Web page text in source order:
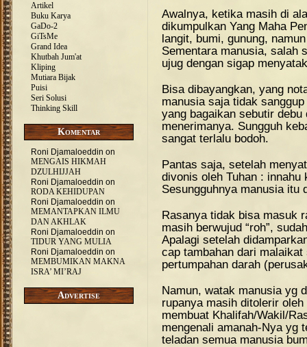
Artikel
Buku Karya
GaDo-2
GiTsMe
Grand Idea
Khutbah Jum'at
Kliping
Mutiara Bijak
Puisi
Seri Solusi
Thinking Skill
Komentar
Roni Djamaloeddin on
MENGAIS HIKMAH
DZULHIJJAH
Roni Djamaloeddin on
RODA KEHIDUPAN
Roni Djamaloeddin on
MEMANTAPKAN ILMU
DAN AKHLAK
Roni Djamaloeddin on
TIDUR YANG MULIA
Roni Djamaloeddin on
MEMBUMIKAN MAKNA
ISRA’ MI’RAJ
Advertise
Awalnya, ketika masih di
dikumpulkan Yang Maha
langit, bumi, gunung,
Sementara manusia, salah
ujug dengan sigap
Bisa dibayangkan, yang
manusia saja tidak
yang bagaikan sebutir
menerimanya. Sungguh
sangat terlalu bodoh.
Pantas saja, setelah
divonis oleh Tuhan : innahu
Sesungguhnya manusia itu
Rasanya tidak bisa masuk
masih berwujud “roh”,
Apalagi setelah
cap tambahan dari
pertumpahan darah
Namun, watak manusia yg
rupanya masih ditolerir
membuat Khalifah/Wakil/
mengenali amanah-Nya yg
teladan semua manusia